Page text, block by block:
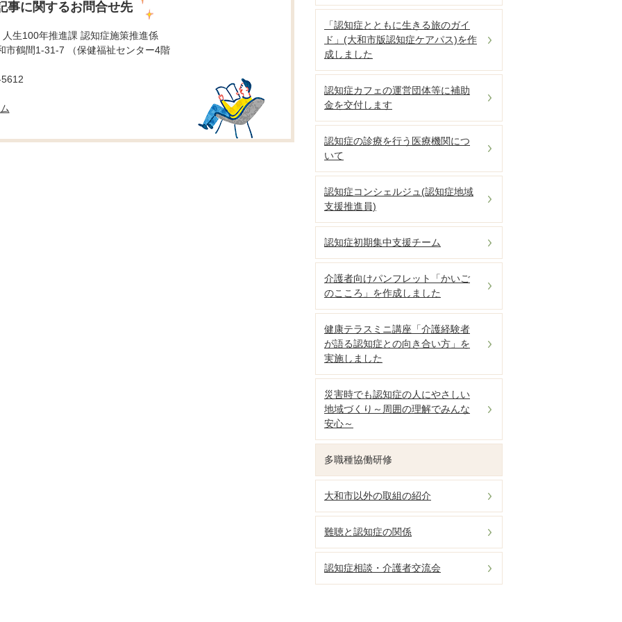
事に関するお問合せ先
生100年推進課 認知症施策推進係
市鶴間1-31-7 （保健福祉センター4階
「認知症とともに生きる旅のガイ
ド」(大和市版認知症ケアパス)を作
成しました
認知症カフェの運営団体等に補助
金を交付します
認知症の診療を行う医療機関につ
いて
認知症コンシェルジュ(認知症地域
支援推進員)
認知症初期集中支援チーム
介護者向けパンフレット「かいご
のこころ」を作成しました
健康テラスミニ講座「介護経験者
が語る認知症との向き合い方」を
実施しました
災害時でも認知症の人にやさしい
地域づくり～周囲の理解でみんな
安心～
多職種協働研修
大和市以外の取組の紹介
難聴と認知症の関係
認知症相談・介護者交流会